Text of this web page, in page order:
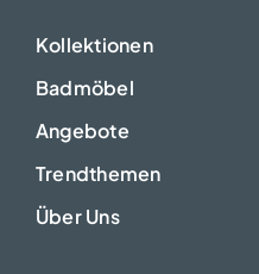
Kollektionen
Badmöbel
Angebote
Trendthemen
Über Uns